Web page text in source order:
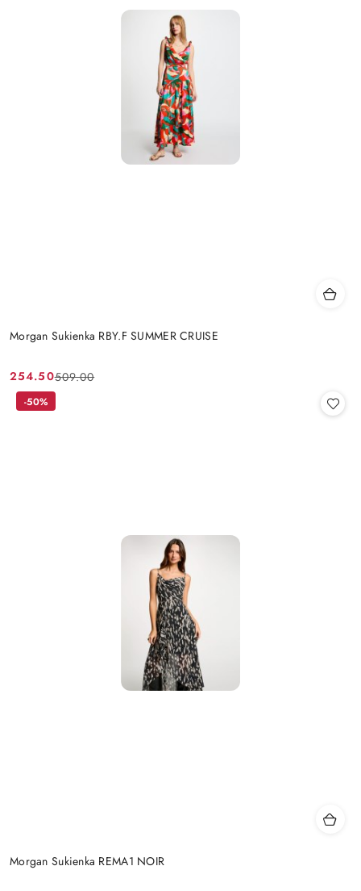
Morgan Sukienka RBY.F SUMMER CRUISE
Cena
promocyjna:
254.50
Cena
przed
509.00
Morgan Sukienka REMA1 NOIR
-50%